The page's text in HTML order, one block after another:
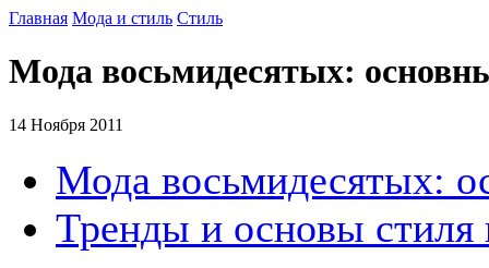
Главная Мода и стиль Стиль
Мода восьмидесятых:
14 Ноября 2011
Мода восьмидесятых:
Тренды и основы стиля